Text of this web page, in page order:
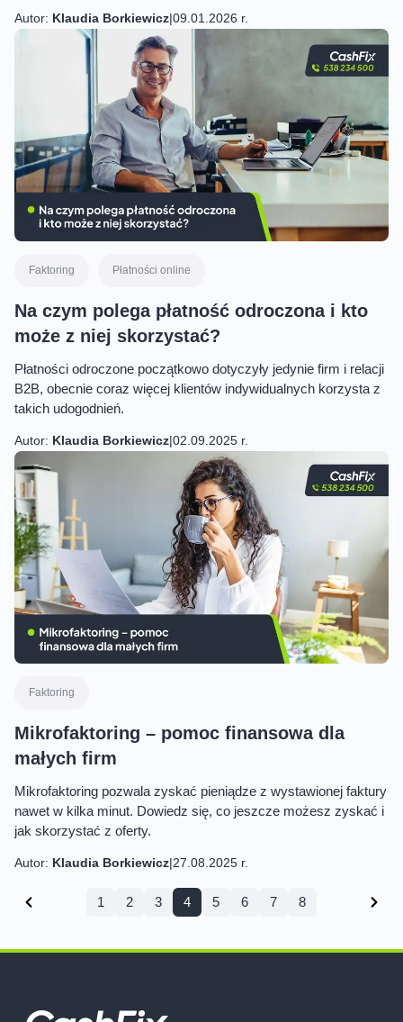
Autor: Klaudia Borkiewicz|09.01.2026 r.
Faktoring Płatności online
Na czym polega płatność odroczona i kto
może z niej skorzystać?
Płatności odroczone początkowo dotyczyły jedynie firm i relacji
B2B, obecnie coraz więcej klientów indywidualnych korzysta z
takich udogodnień.
Autor: Klaudia Borkiewicz|02.09.2025 r.
Faktoring
Mikrofaktoring – pomoc finansowa dla
małych firm
Mikrofaktoring pozwala zyskać pieniądze z wystawionej faktury
nawet w kilka minut. Dowiedz się, co jeszcze możesz zyskać i
jak skorzystać z oferty.
Autor: Klaudia Borkiewicz|27.08.2025 r.
1 2 3 4 5 6 7 8